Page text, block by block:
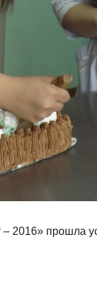
– 2016» прошла